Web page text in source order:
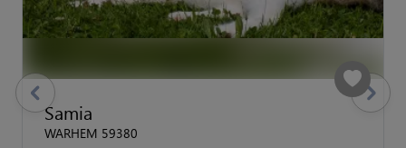
Samia
WARHEM 59380
previous Suivant